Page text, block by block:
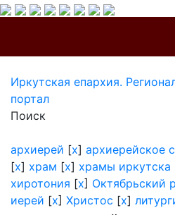
Иркутская епархия.
портал
Поиск
архиерей [x] архиерейское
[x] храм [x] храмы иркутска
хиротония [x] Октябрьский
иерей [x] Христос [x]